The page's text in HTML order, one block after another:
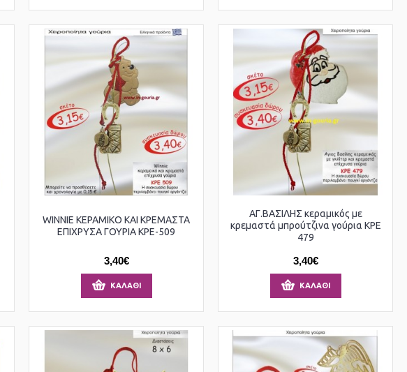
WINNIE ΚΕΡΑΜΙΚΟ ΚΑΙ ΚΡΕΜΑΣΤΑ
ΕΠΙΧΡΥΣΑ ΓΟΥΡΙΑ ΚΡΕ-509
3,40€
ΚΑΛΆΘΙ
ΑΓ.ΒΑΣΙΛΗΣ κεραμικός με
κρεμαστά μπρούτζινα γούρια ΚΡΕ
479
3,40€
ΚΑΛΆΘΙ